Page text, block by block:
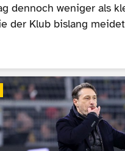
dennoch weniger als
der Klub bislang